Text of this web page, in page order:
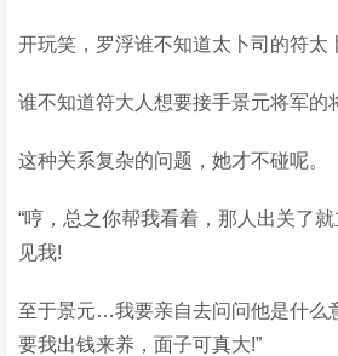
开玩笑，罗浮谁不知道太卜司的符太
谁不知道符大人想要接手景元将军的
这种关系复杂的问题，她才不碰呢。
“哼，总之你帮我看着，那人出关了
见我!
至于景元…我要亲自去问问他是什么
要我出钱来养，面子可真大!”